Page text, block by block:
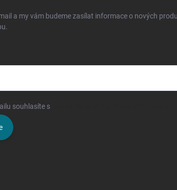
a my vám budeme zasílat informace o nových
souhlasíte s